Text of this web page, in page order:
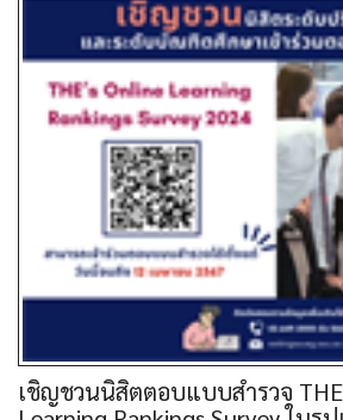
เชิญชวนนิสิตตอบแบบสำรวจ